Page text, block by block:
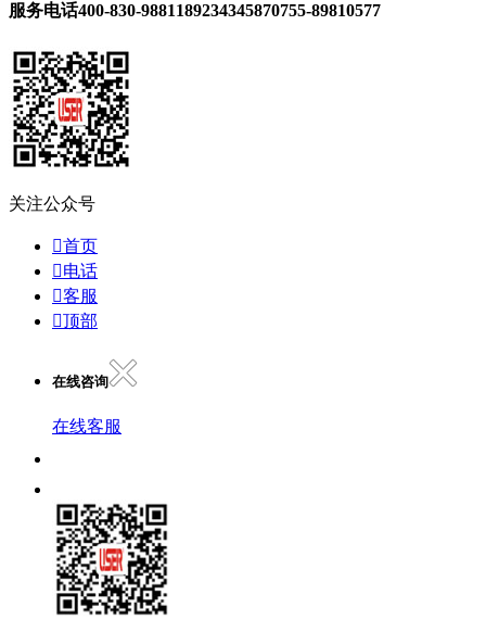
服务电话400-830-9881189234345870755-89810577
关注公众号
首页
电话
客服
顶部
在线咨询
在线客服